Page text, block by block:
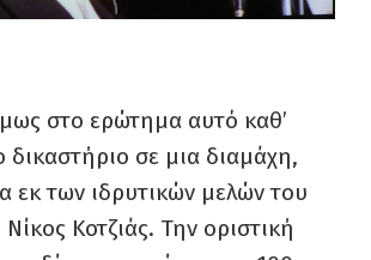
στο ερώτημα αυτό καθ’
δικαστήριο σε μια διαμάχη,
εκ των ιδρυτικών μελών του
Κοτζιάς. Την οριστική